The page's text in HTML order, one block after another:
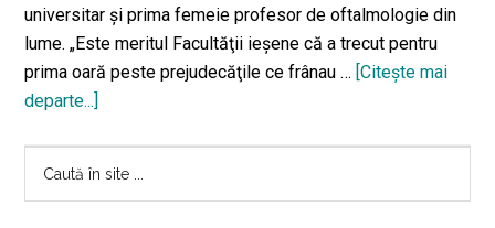
universitar și prima femeie profesor de oftalmologie din
lume. „Este meritul Facultăţii ieşene că a trecut pentru
prima oară peste prejudecăţile ce frânau … [Citeşte mai
departe...]
Pușcariu
Bara
principală